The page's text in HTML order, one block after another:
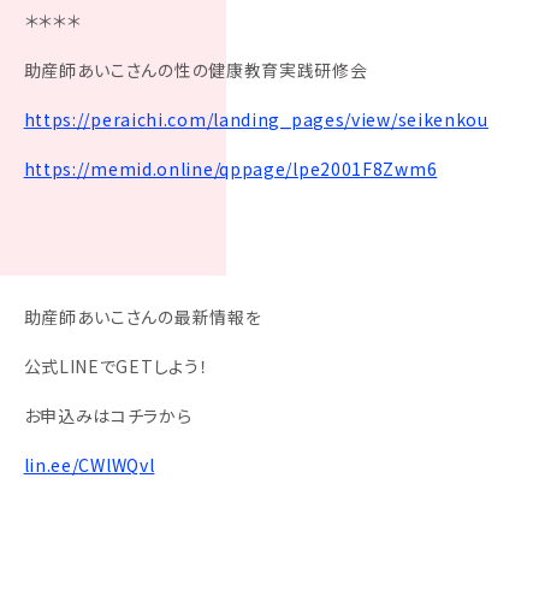
＊＊＊＊
助産師あいこさんの性の健康教育実践研修会
https://peraichi.com/landing_pages/view/seikenkou
https://memid.online/qppage/lpe2001F8Zwm6
助産師あいこさんの最新情報を
公式LINEでGETしよう！
お申込みはコチラから
lin.ee/CWlWQvl